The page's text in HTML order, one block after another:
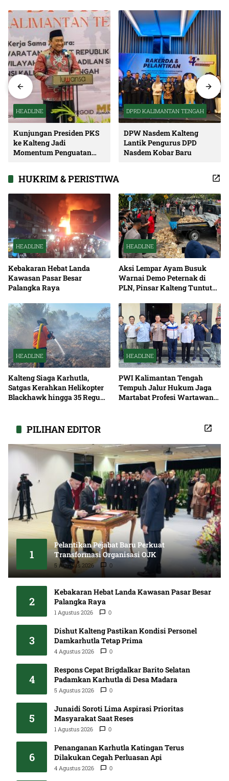
HEADLINE
Kunjungan Presiden PKS
ke Kalteng Jadi
Momentum Penguatan
DPRD KALIMANTAN TENGAH
DPW Nasdem Kalteng
Lantik Pengurus DPD
Nasdem Kobar Baru
HUKRIM & PERISTIWA
HEADLINE
Kebakaran Hebat Landa
Kawasan Pasar Besar
Palangka Raya
HEADLINE
Aksi Lempar Ayam Busuk
Warnai Demo Peternak di
PLN, Pinsar Kalteng Tuntut
HEADLINE
Kalteng Siaga Karhutla,
Satgas Kerahkan Helikopter
Blackhawk hingga 35 Regu
HEADLINE
PWI Kalimantan Tengah
Tempuh Jalur Hukum Jaga
Martabat Profesi Wartawan
PILIHAN EDITOR
1
Pelantikan Pejabat Baru Perkuat
Transformasi Organisasi OJK
5 Agustus 2026 0
2
Kebakaran Hebat Landa Kawasan Pasar Besar
Palangka Raya
1 Agustus 2026 0
3
Dishut Kalteng Pastikan Kondisi Personel
Damkarhutla Tetap Prima
4 Agustus 2026 0
4
Respons Cepat Brigdalkar Barito Selatan
Padamkan Karhutla di Desa Madara
5 Agustus 2026 0
5
Junaidi Soroti Lima Aspirasi Prioritas
Masyarakat Saat Reses
1 Agustus 2026 0
6
Penanganan Karhutla Katingan Terus
Dilakukan Cegah Perluasan Api
4 Agustus 2026 0